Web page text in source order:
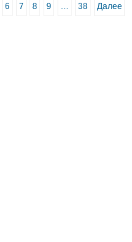
6 7 8 9 … 38 Далее